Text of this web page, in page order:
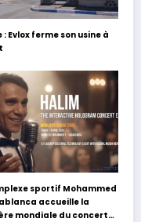
: Evlox ferme son usine à
sportif Mohammed
accueille la
mondiale du concert